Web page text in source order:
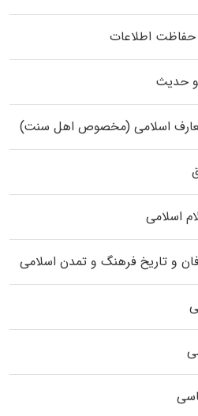
حفاظت اطلاعات
و حدیث
معارف اسلامی (مخصوص اهل سنت)
اسلامی
و تاریخ فرهنگ و تمدن اسلامی